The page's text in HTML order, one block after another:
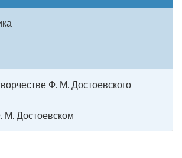
Ф. М. Достоевского
М. Достоевском